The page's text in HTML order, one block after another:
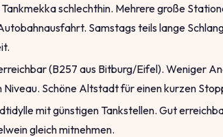
Tankmekka schlechthin. Mehrere große
Samstags teils lange
(B257 aus Bitburg/Eifel). Weniger
Schöne Altstadt für einen kurzen
mit günstigen Tankstellen. Gut
gleich mitnehmen.